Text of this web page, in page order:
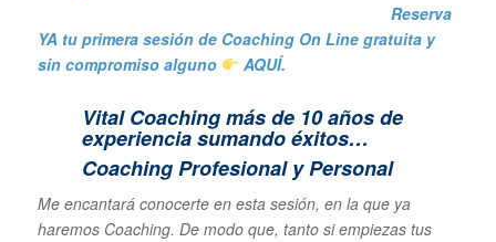
Reserva
YA tu primera sesión de Coaching On Line gratuita y
sin compromiso alguno
AQUÍ.
Vital Coaching más de 10 años de
experiencia sumando éxitos…
Coaching Profesional y Personal
Me encantará conocerte en esta sesión, en la que ya
haremos Coaching. De modo que, tanto si empiezas tus